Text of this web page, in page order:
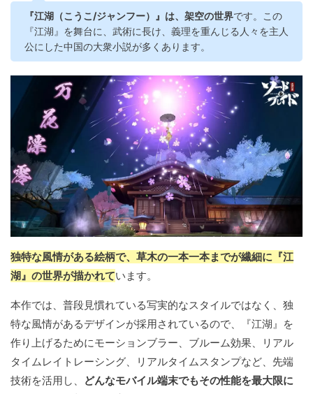
『江湖（こうこ/ジャンフー）』は、架空の世界です。この
『江湖』を舞台に、武術に長け、義理を重んじる人々を主人
公にした中国の大衆小説が多くあります。
独特な風情がある絵柄で、草木の一本一本までが繊細に『江
湖』の世界が描かれています。
本作では、普段見慣れている写実的なスタイルではなく、独
特な風情があるデザインが採用されているので、『江湖』を
作り上げるためにモーションブラー、ブルーム効果、リアル
タイムレイトレーシング、リアルタイムスタンプなど、先端
技術を活用し、
どんなモバイル端末でもその性能を最大限に